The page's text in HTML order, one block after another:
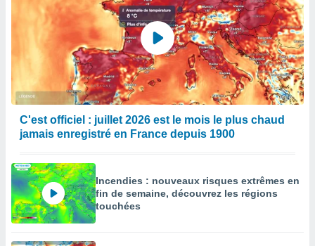
C'est officiel : juillet 2026 est le mois le plus chaud
jamais enregistré en France depuis 1900
Incendies : nouveaux risques extrêmes en
fin de semaine, découvrez les régions
touchées